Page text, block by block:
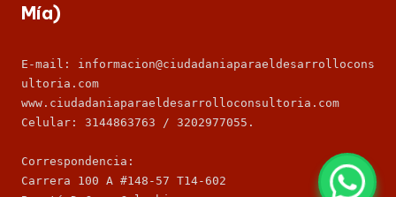
Mía)
E-mail: informacion@ciudadaniaparaeldesarrollocons
ultoria.com
www.ciudadaniaparaeldesarrolloconsultoria.com
Celular: 3144863763 / 3202977055.
Correspondencia:
Carrera 100 A #148-57 T14-602